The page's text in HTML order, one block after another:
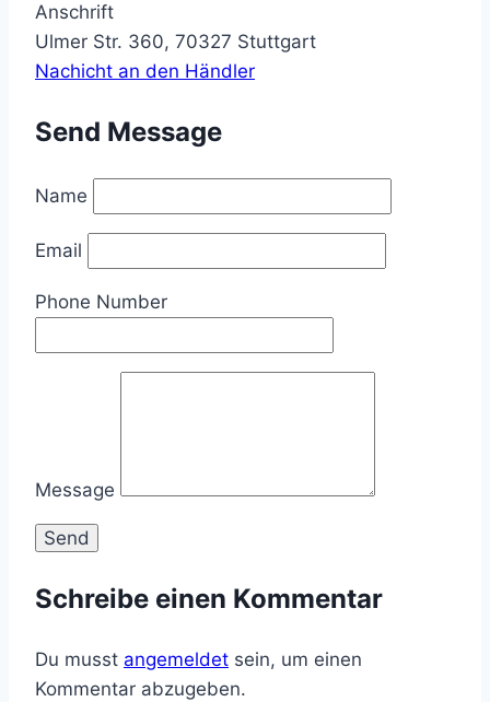
Anschrift
Ulmer Str. 360, 70327 Stuttgart
Nachicht an den Händler
Send Message
Name
Email
Phone Number
Message
Schreibe einen Kommentar
Du musst angemeldet sein, um einen
Kommentar abzugeben.